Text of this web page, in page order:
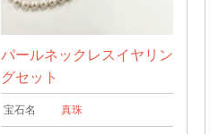
パールネックレスイヤリン
グセット
宝石名 真珠